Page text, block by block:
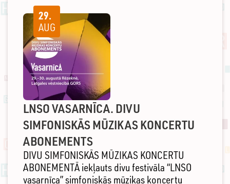
LNSO VASARNĪCA. DIVU
SIMFONISKĀS MŪZIKAS KONCERTU
ABONEMENTS
DIVU SIMFONISKĀS MŪZIKAS KONCERTU
ABONEMENTĀ iekļauts divu festivāla “LNSO
vasarnīca” simfoniskās mūzikas koncertu
29.
AUG